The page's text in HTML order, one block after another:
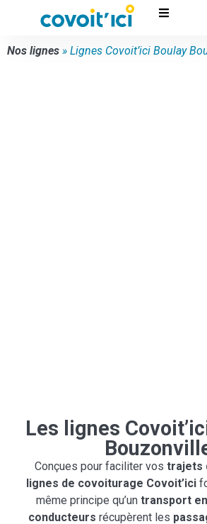
Nos lignes » Lignes Covoit’ici Boulay
Les lignes
Conçues pour faciliter vos trajets
lignes de covoiturage Covoit’ici
même principe qu’un transport
conducteurs récupèrent les